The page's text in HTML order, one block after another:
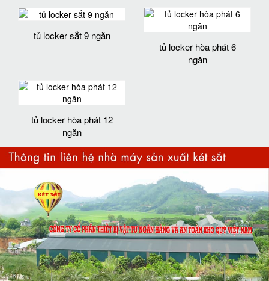
tủ locker sắt 9 ngăn
tủ locker hòa phát 6
ngăn
tủ locker hòa phát 12
ngăn